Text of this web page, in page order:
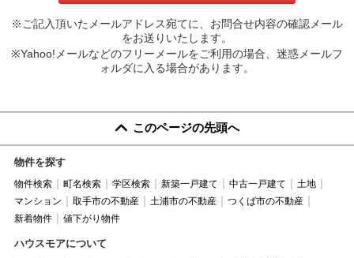
※ご記入頂いたメールアドレス宛てに、お問合せ内容の確認メール
をお送りいたします。
※Yahoo!メールなどのフリーメールをご利用の場合、迷惑メールフ
ォルダに入る場合があります。
このページの先頭へ
物件を探す
物件検索 町名検索 学区検索 新築一戸建て 中古一戸建て
土地
マンション
取手市の不動産 土浦市の不動産
つくば市の不動産
新着物件
値下がり物件
ハウスモアについて